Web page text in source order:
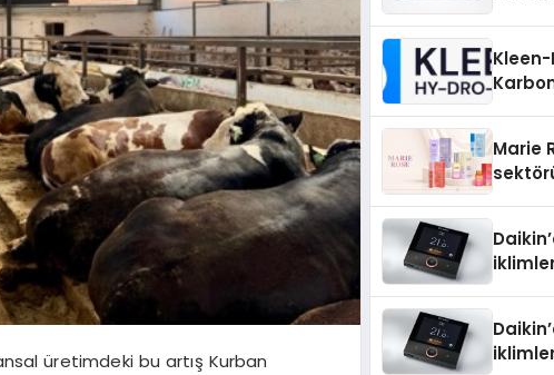
üretimdeki bu artış Kurban
Kleen-
Aldı
Marie